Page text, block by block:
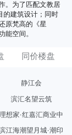
。为了匹配文教居
的建筑设计；同时
原梵高的《星
能空间。
同价楼盘
静江会
滨汇名望云筑
想家·红嘉汇商业中
江海潮望月城·潮印